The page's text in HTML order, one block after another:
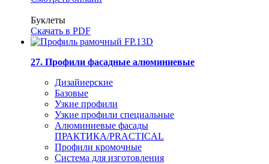
Буклеты
Скачать в PDF
27. Профили фасадные алюминиевые
Дизайнерские
Базовые
Узкие профили
Узкие профили специальные
Алюминиевые фасады
ПРАКТИКА/PRACTICAL
Профили кромочные
Система для изготовления